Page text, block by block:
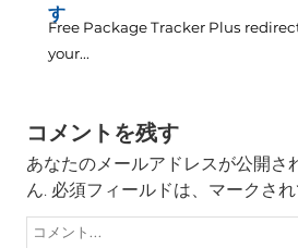
す
Free Package Tracker Plus
your...
コメントを残す
あなたのメールアドレスが公開さ
ん. 必須フィールドは、マークさ